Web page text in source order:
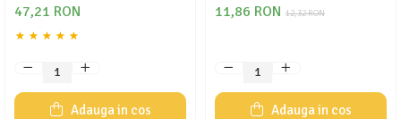
47,21 RON
Adauga in cos
12,32 RON
11,86 RON
Adauga in cos